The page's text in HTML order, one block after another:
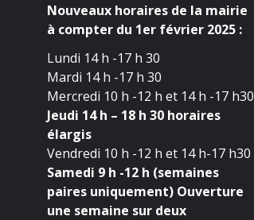
Nouveaux horaires de la mairie
à compter du 1er février 2025 :
Lundi 14 h -17 h 30
Mardi 14 h -17 h 30
Mercredi 10 h -12 h et 14 h -17 h30
Jeudi 14 h – 18 h 30 horaires
élargis
Vendredi 10 h -12 h et 14 h-17 h30
Samedi 9 h -12 h (semaines
paires uniquement) Ouverture
une semaine sur deux